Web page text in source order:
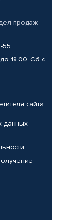
продаж
55
18.00, Сб с
сайта
данных